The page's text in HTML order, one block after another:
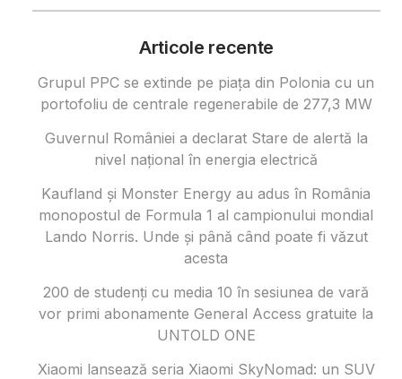
Articole recente
Grupul PPC se extinde pe piața din Polonia cu un
portofoliu de centrale regenerabile de 277,3 MW
Guvernul României a declarat Stare de alertă la
nivel național în energia electrică
Kaufland și Monster Energy au adus în România
monopostul de Formula 1 al campionului mondial
Lando Norris. Unde și până când poate fi văzut
acesta
200 de studenți cu media 10 în sesiunea de vară
vor primi abonamente General Access gratuite la
UNTOLD ONE
Xiaomi lansează seria Xiaomi SkyNomad: un SUV